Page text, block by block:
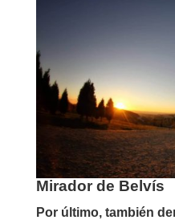
Mirador de Belvís
Por último, también